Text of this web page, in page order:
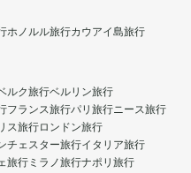
ホノルル旅行カウアイ島旅行
ルク旅行ベルリン旅行
フランス旅行パリ旅行ニース旅行
ス旅行ロンドン旅行
チェスター旅行イタリア旅行
旅行 ミラノ旅行ナポリ旅行